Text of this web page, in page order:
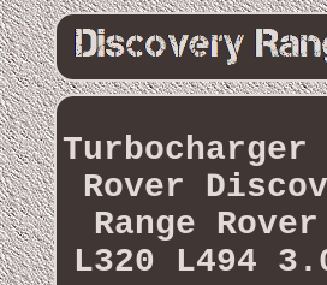
Rover
Range
L320 L494